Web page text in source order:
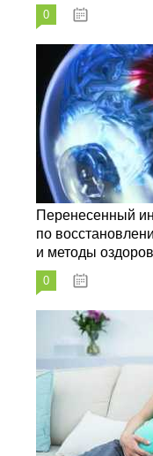
0
Перенесенный
по
и методы
0